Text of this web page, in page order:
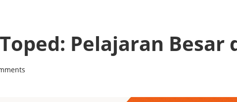
Pelajaran Besar